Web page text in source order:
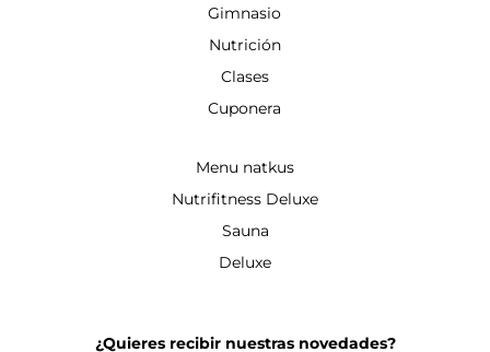
Gimnasio
Nutrición
Clases
Cuponera
Menu natkus
Nutrifitness Deluxe
Sauna
Deluxe
¿Quieres recibir nuestras novedades?